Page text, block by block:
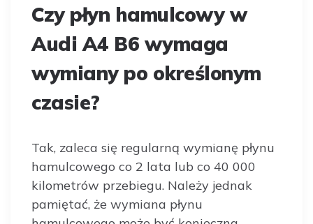
Czy płyn hamulcowy w
Audi A4 B6 wymaga
wymiany po określonym
czasie?
Tak, zaleca się regularną wymianę płynu
hamulcowego co 2 lata lub co 40 000
kilometrów przebiegu. Należy jednak
pamiętać, że wymiana płynu